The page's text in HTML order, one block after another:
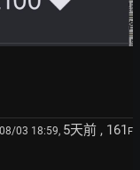
08/03 18:59, 5天前 , 161 F